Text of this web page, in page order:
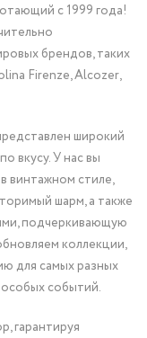
с 1999 года!
брендов, таких
Firenze, Alcozer,
широкий
вкусу. У нас вы
винтажном стиле,
шарм, а также
подчеркивающую
коллекции,
для самых разных
событий.
гарантируя